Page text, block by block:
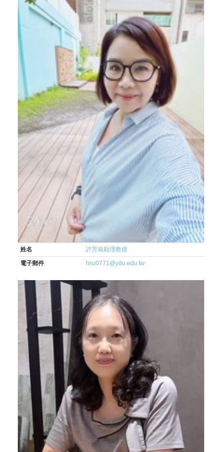
姓名
許芳瑜助理教授
電子郵件
hsu0771@ydu.edu.tw